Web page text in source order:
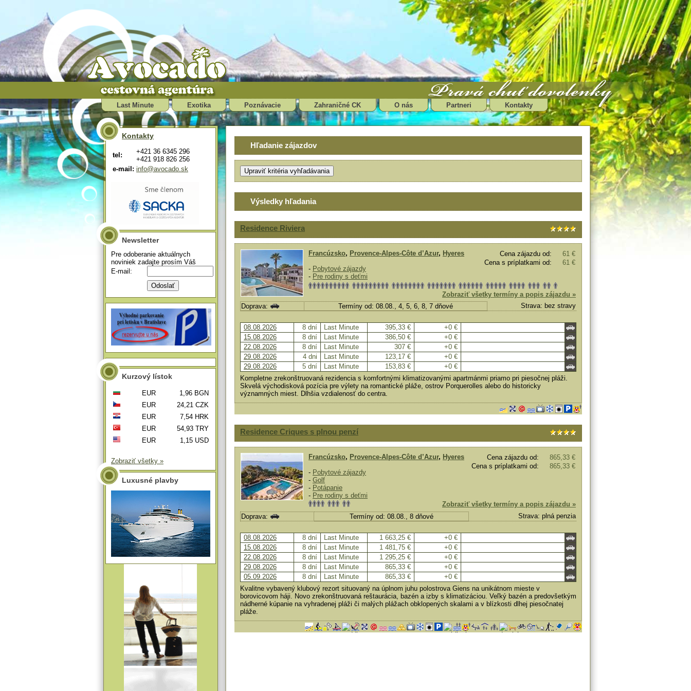
Last Minute Exotika Poznávacie Zahraničné CK O nás Partneri Kontakty
Hľadanie zájazdov
Výsledky hľadania
Residence Riviera
Cena zájazdu od:
61 €
Cena s príplatkami od:
61 €
Francúzsko, Provence-Alpes-Côte d’Azur, Hyeres
- Pobytové zájazdy
- Pre rodiny s deťmi
Zobraziť všetky termíny a popis zájazdu »
Doprava:
Termíny od: 08.08., 4, 5, 6, 8, 7 dňové Strava: bez stravy
08.08.2026 8 dní Last Minute 395,33 €
+0 €
15.08.2026
8 dní Last Minute 386,50 €
+0 €
22.08.2026
8 dní Last Minute 307 €
+0 €
29.08.2026
4 dni Last Minute 123,17 €
+0 €
29.08.2026
5 dní Last Minute 153,83 €
+0 €
Kompletne zrekonštruovaná rezidencia s komfortnými klimatizovanými apartmánmi priamo pri piesočnej pláži.
Skvelá východisková pozícia pre výlety na romantické pláže, ostrov Porquerolles alebo do historicky
významných miest. Dlhšia vzdialenosť do centra.
Residence Criques s plnou penzí
Cena zájazdu od:
865,33 €
Cena s príplatkami od:
865,33 €
Francúzsko, Provence-Alpes-Côte d’Azur, Hyeres
- Pobytové zájazdy
- Golf
- Potápanie
- Pre rodiny s deťmi
Zobraziť všetky termíny a popis zájazdu »
Doprava:
Termíny od: 08.08., 8 dňové Strava: plná penzia
08.08.2026 8 dní Last Minute 1 663,25 €
+0 €
15.08.2026
8 dní Last Minute 1 481,75 €
+0 €
22.08.2026
8 dní Last Minute 1 295,25 €
+0 €
29.08.2026
8 dní Last Minute 865,33 €
+0 €
05.09.2026
8 dní Last Minute 865,33 €
+0 €
Kvalitne vybavený klubový rezort situovaný na úplnom juhu polostrova Giens na unikátnom mieste v
borovicovom háji. Novo zrekonštruovaná reštaurácia, bazén a izby s klimatizáciou. Veľký bazén a predovšetkým
nádherné kúpanie na vyhradenej pláži či malých plážach obklopených skalami a v blízkosti dlhej piesočnatej
pláže.
Kontakty
tel:
+421 36 6345 296
+421 918 826 256
e-mail: info@avocado.sk
Newsletter
Pre odoberanie aktuálnych
noviniek zadajte prosím Váš
E-mail:
Kurzový lístok
EUR
1,96 BGN
EUR
24,21 CZK
EUR
7,54 HRK
EUR
54,93 TRY
EUR
1,15 USD
Zobraziť všetky »
Luxusné plavby